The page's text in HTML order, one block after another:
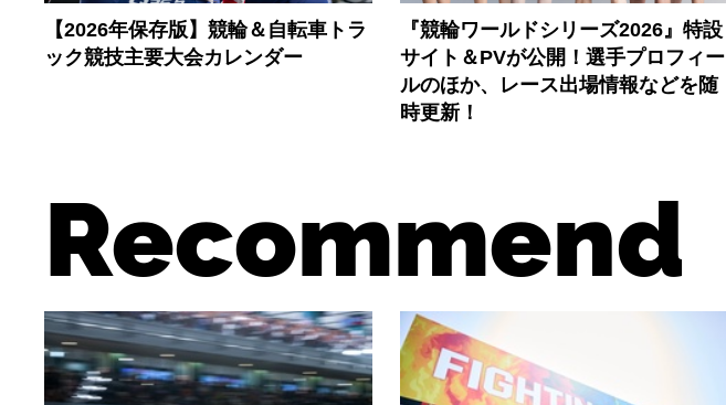
【2026年保存版】競輪＆自転車トラ
ック競技主要大会カレンダー
『競輪ワールドシリーズ2026』特設
サイト＆PVが公開！選手プロフィー
ルのほか、レース出場情報などを随
時更新！
Recommend